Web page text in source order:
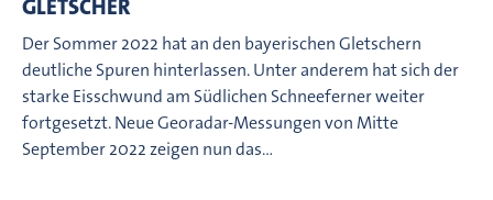
GLETSCHER
Der Sommer 2022 hat an den bayerischen Gletschern
deutliche Spuren hinterlassen. Unter anderem hat sich der
starke Eisschwund am Südlichen Schneeferner weiter
fortgesetzt. Neue Georadar-Messungen von Mitte
September 2022 zeigen nun das…